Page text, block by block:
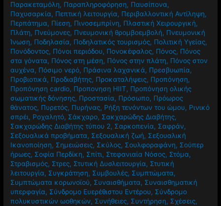
Παρακεταμόλη, Παραπληροφόρηση, Παυσίπονα,
Παχυσαρκία, Πεπτική λειτουργία, Περιβαλλοντική Αντίληψη,
Περπάτημα, Πίεση, Πινοσεμπρίνη, Πλαστική Χειρουργική,
Πλάτη, Πνεύμονες, Πνευμονική θρομβοεμβολή, Πνευμονική
Ίνωση, Ποδηλασία, Ποδηλατικός τουρισμός, Πολιτική Υγείας,
Πονόδοντος, Πόνοι περιόδου, Πονοκέφαλος, Πόνος, Πόνος
στα γόνατα, Πόνος στη μέση, Πόνος στην πλάτη, Πόνος στον
αυχένα, Πόσιμο νερό, Πράσινα λαχανικά, Πρεσβυωπία,
Προβιοτικά, Προδιαβήτης, Προκαταλήψεις, Προπόνηση,
Προπόνηση cardio, Προπονηση HIIT, Προπόνηση ολικής
σωματικής δόνησης, Προστασία, Πρόσωπο, Πρόωρος
θάνατος, Πυρετός, Πυρήνας, Ρήξη τενόντων του ώμου, Ρινικό
σπρέι, Ροχαλητό, Σάκχαρο, Σακχαρώδης Διαβήτης,
Σακχαρώδης Διαβήτης τύπου 2, Σαρκοπενία, Σαφράν,
Σεξουαλικά προβήματα, Σεξουαλική ζωή, Σεξουαλική
Ικανοποίηση, Σημειώσεις, Σκύλος, Σουλφοραφάνη, Σούπερ
ήρωες, Σοφία Περδίκη, Σπίτι, Στεφανιαία Νόσος, Στόμα,
Στραβισμός, Στρες, Στυτική Δυσλειτουργία, Στυτική
λειτουργία, Συγκράτηση, Συμβουλές, Συμπτώματα,
Συμπτώματα κορωνοϊού, Συναισθήματα, Συναισθηματική
υπερφαγία, Σύνδρομο Ευερέθιστου Εντέρου, Σύνδρομο
πολυκυστικών ωοθηκών, Συνήθειες, Συντήρηση, Σχέσεις,